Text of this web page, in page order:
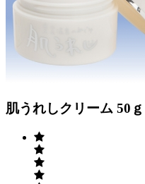
肌うれしクリーム 50ｇ